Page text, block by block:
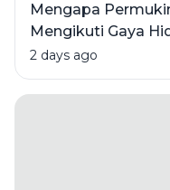
Mengapa
Mengikuti Gaya
2 days ago